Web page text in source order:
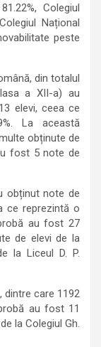
Colegiul
Național
peste
din totalul
a XII-a) au
elevi, ceea ce
La această
obținute de
fost 5 note de
obținut note de
ce reprezintă o
au fost 27
de elevi de la
la Liceul D. P.
dintre care 1192
au fost 11
la Colegiul Gh.